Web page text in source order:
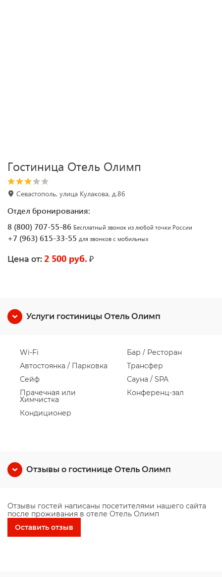
Гостиница Отель Олимп
Севастополь, улица Кулакова, д.86
Отдел бронирования:
8 (800) 707-55-86 Бесплатный звонок из любой точки России
+7 (963) 615-33-55 для звонков с мобильных
Цена от: 2 500 руб. ₽
Услуги гостиницы Отель Олимп
Wi-Fi
Автостоянка / Парковка
Сейф
Прачечная или
Химчистка
Кондиционер
Бар / Ресторан
Трансфер
Сауна / SPA
Конференц-зал
Отзывы о гостинице Отель Олимп
Отзывы гостей написаны посетителями нашего сайта
после проживания в отеле Отель Олимп
Оставить отзыв